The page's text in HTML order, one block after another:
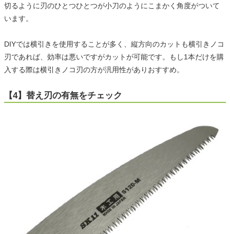
切るように刃のひとつひとつが小刀のようにこまかく角度がついて
います。
DIYでは横引きを使用することが多く、縦方向のカットも横引きノコ
刃であれば、効率は悪いですがカットが可能です。もし1本だけを購
入する際は横引きノコ刃の方が汎用性がありおすすめ。
【4】替え刃の有無をチェック